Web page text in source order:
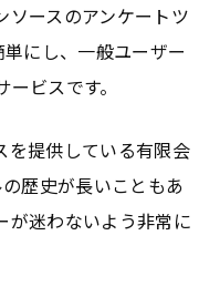
ソースのアンケートツ
にし、一般ユーザー
ビスです。
を提供している有限会
歴史が長いこともあ
が迷わないよう非常に